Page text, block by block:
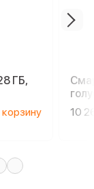
ГБ,
корзину
10